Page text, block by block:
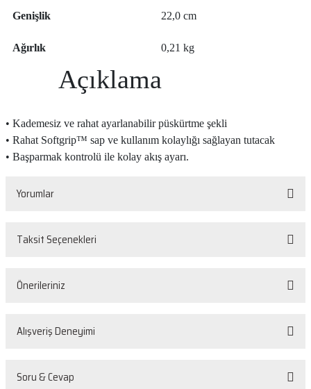
Genişlik 22,0 cm
Ağırlık 0,21 kg
Açıklama
• Kademesiz ve rahat ayarlanabilir püskürtme şekli
• Rahat Softgrip™ sap ve kullanım kolaylığı sağlayan tutacak
• Başparmak kontrolü ile kolay akış ayarı.
Yorumlar
Taksit Seçenekleri
Önerileriniz
Bu ürünün fiyat bilgisi, resim, ürün açıklamalarında ve diğer konularda
Alışveriş Deneyimi
Sorunsuz
Soru & Cevap